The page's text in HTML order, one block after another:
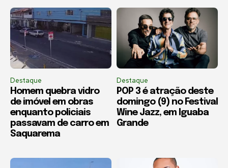
Destaque
Homem quebra vidro
de imóvel em obras
enquanto policiais
passavam de carro em
Saquarema
Destaque
POP 3 é atração deste
domingo (9) no Festival
Wine Jazz, em Iguaba
Grande